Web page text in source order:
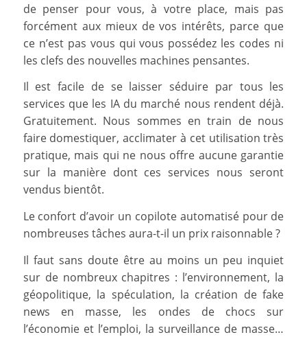
de penser pour vous, à votre place, mais pas
forcément aux mieux de vos intérêts, parce que
ce n’est pas vous qui vous possédez les codes ni
les clefs des nouvelles machines pensantes.
Il est facile de se laisser séduire par tous les
services que les IA du marché nous rendent déjà.
Gratuitement. Nous sommes en train de nous
faire domestiquer, acclimater à cet utilisation très
pratique, mais qui ne nous offre aucune garantie
sur la manière dont ces services nous seront
vendus bientôt.
Le confort d’avoir un copilote automatisé pour de
nombreuses tâches aura-t-il un prix raisonnable ?
Il faut sans doute être au moins un peu inquiet
sur de nombreux chapitres : l’environnement, la
géopolitique, la spéculation, la création de fake
news en masse, les ondes de chocs sur
l’économie et l’emploi, la surveillance de masse…